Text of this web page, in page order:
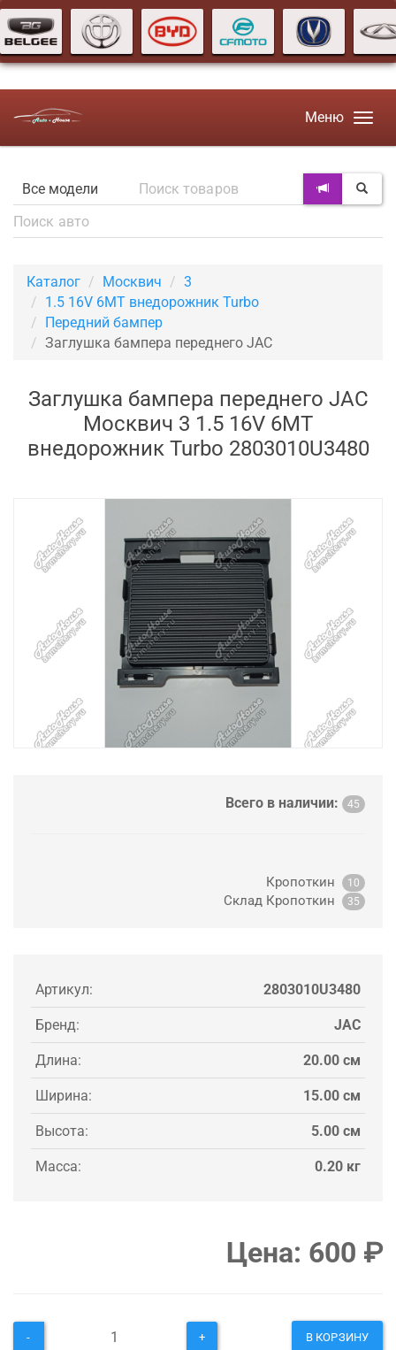
Меню
Каталог Москвич
3
1.5 16V 6MT внедорожник Turbo
Передний бампер
Заглушка бампера переднего JAC
Заглушка бампера переднего JAC
Москвич 3 1.5 16V 6MT
внедорожник Turbo 2803010U3480
Всего в наличии: 45
Кропоткин 10
Склад Кропоткин 35
Артикул: 2803010U3480
Бренд: JAC
Длина: 20.00 см
Ширина: 15.00 см
Высота: 5.00 см
Масса: 0.20 кг
Цена: 600 ₽
- + В КОРЗИНУ